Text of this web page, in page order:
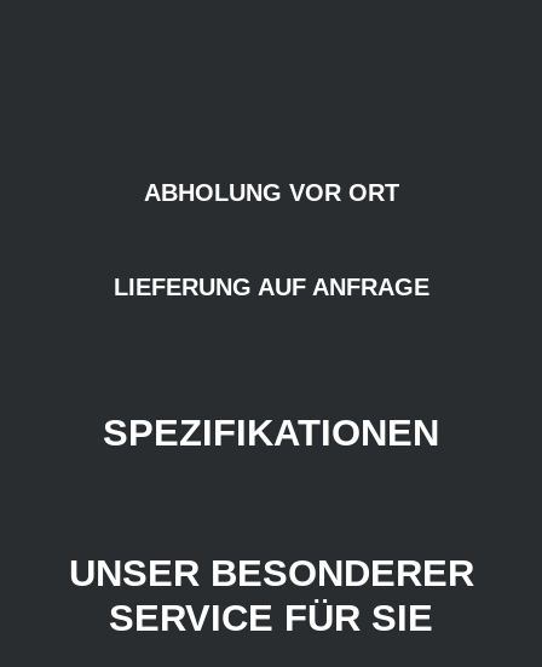
ABHOLUNG VOR ORT
LIEFERUNG AUF ANFRAGE
SPEZIFIKATIONEN
UNSER BESONDERER
SERVICE FÜR SIE